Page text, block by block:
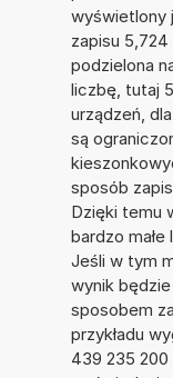
wyświetlony
zapisu
podzielona
liczbę, tutaj
urządzeń,
są
sposób
Dzięki temu
bardzo
Jeśli w tym
wynik
sposobem
przykładu
439 235